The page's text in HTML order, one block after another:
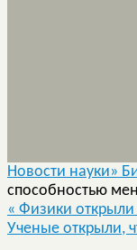
Новости науки»
способностью
« Физики открыли
Ученые открыли,